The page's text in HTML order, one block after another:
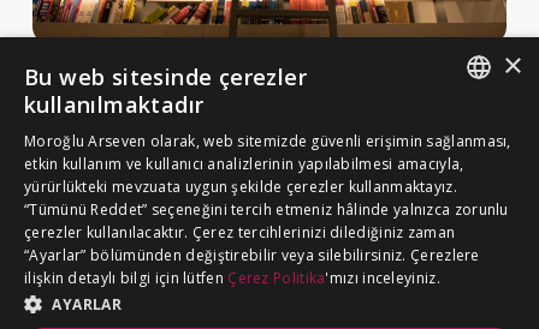
Haberler ve Yayınlar
MA Gazette
Kariyer
Çerez Politikası
Aydınlatma Metni
BİZE ULAŞIN
TURKISH
×
Bu web sitesinde çerezler
kullanılmaktadır
Moroğlu Arseven olarak, web sitemizde güvenli erişimin sağlanması,
etkin kullanım ve kullanıcı analizlerinin yapılabilmesi amacıyla,
yürürlükteki mevzuata uygun şekilde çerezler kullanmaktayız.
“Tümünü Reddet” seçeneğini tercih etmeniz hâlinde yalnızca zorunlu
çerezler kullanılacaktır. Çerez tercihlerinizi dilediğiniz zaman
“Ayarlar” bölümünden değiştirebilir veya silebilirsiniz. Çerezlere
ilişkin detaylı bilgi için lütfen Çerez Politika'mızı inceleyiniz.
AYARLAR